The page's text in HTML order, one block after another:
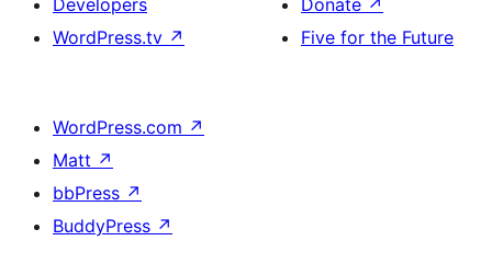
Developers
WordPress.tv ↗
Donate ↗
Five for the Future
WordPress.com ↗
Matt ↗
bbPress ↗
BuddyPress ↗